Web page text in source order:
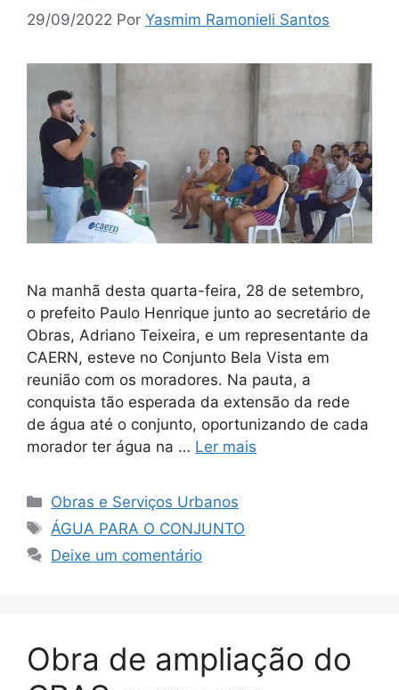
29/09/2022 Por Yasmim Ramonieli Santos
Na manhã desta quarta-feira, 28 de setembro,
o prefeito Paulo Henrique junto ao secretário de
Obras, Adriano Teixeira, e um representante da
CAERN, esteve no Conjunto Bela Vista em
reunião com os moradores. Na pauta, a
conquista tão esperada da extensão da rede
de água até o conjunto, oportunizando de cada
morador ter água na … Ler mais
Obras e Serviços Urbanos
ÁGUA PARA O CONJUNTO
Deixe um comentário
Obra de ampliação do